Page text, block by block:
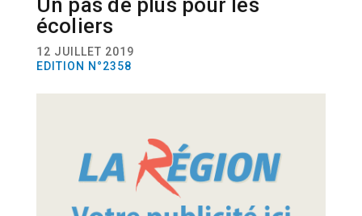
écoliers
12 JUILLET 2019
EDITION N°2358